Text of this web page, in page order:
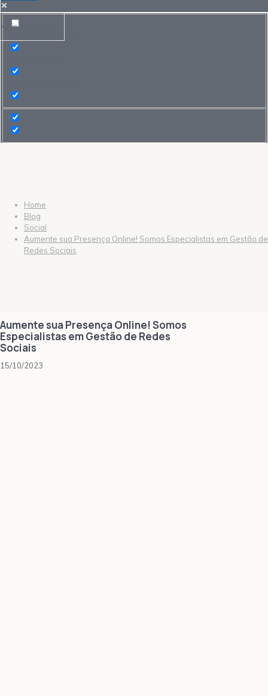
Mais resultados...
Home
Blog
Social
Aumente sua Presença Online! Somos Especialistas em Gestão de
Redes Sociais
Aumente sua Presença Online! Somos
Especialistas em Gestão de Redes
Sociais
15/10/2023